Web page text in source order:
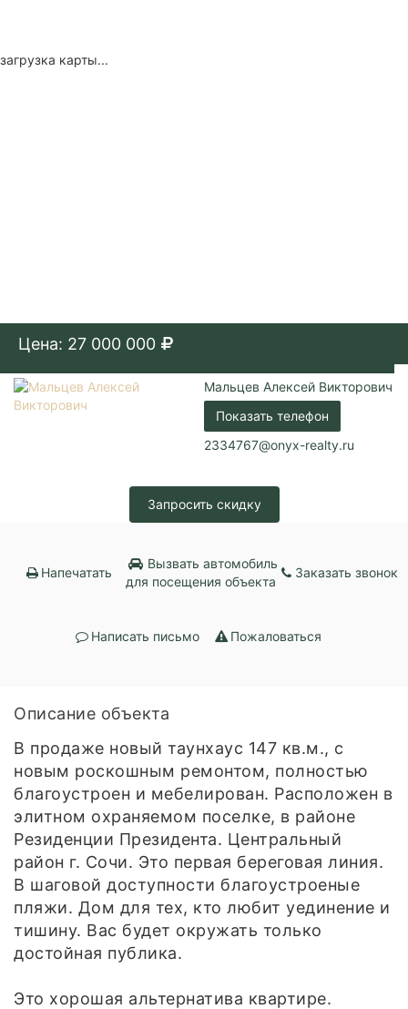
загрузка карты...
Цена: 27 000 000
Мальцев Алексей Викторович
Показать телефон
2334767@onyx-realty.ru
Запросить скидку
Напечатать
Вызвать автомобиль
для посещения объекта
Заказать звонок
Написать письмо Пожаловаться
Описание объекта
В продаже новый таунхаус 147 кв.м., с
новым роскошным ремонтом, полностью
благоустроен и мебелирован. Расположен в
элитном охраняемом поселке, в районе
Резиденции Президента. Центральный
район г. Сочи. Это первая береговая линия.
В шаговой доступности благоустроеные
пляжи. Дом для тех, кто любит уединение и
тишину. Вас будет окружать только
достойная публика.
Это хорошая альтернатива квартире.